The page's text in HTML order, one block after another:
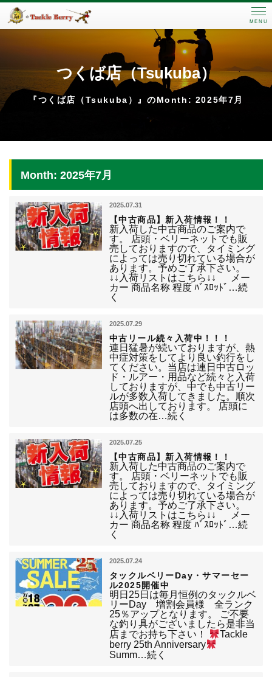
MENU
つくば店（Tsukuba）
『つくば店（Tsukuba）』のMonth: 2025年7月
Month: 2025年7月
2025.07.31
【中古商品】新入荷情報！！
新入荷した中古商品のご案内で
す。 店頭・ベリーネットでも販
売しておりますので、タイミング
によっては売り切れている場合が
あります。予めご了承下さい。
↓↓入荷リストはこちら↓↓ メー
カー 商品名称 程度 ﾊﾞｽﾛｯﾄﾞ…続
く
2025.07.29
中古リール続々入荷中！！！
連日猛暑が続いておりますが、熱
中症対策をしてより良い釣行をし
てください。当店は連日中古ロッ
ド・ルアー・用品など続々と入荷
しておりますが、中でも中古リー
ルが多数入荷してきました。順次
店頭へ出しております。 店頭に
は多数の在…続く
2025.07.25
【中古商品】新入荷情報！！
新入荷した中古商品のご案内で
す。 店頭・ベリーネットでも販
売しておりますので、タイミング
によっては売り切れている場合が
あります。予めご了承下さい。
↓↓入荷リストはこちら↓↓ メー
カー 商品名称 程度 ﾊﾞｽﾛｯﾄﾞ…続
く
2025.07.24
タックルベリーDay・サマーセー
ル2025開催中
明日25日は毎月恒例のタックルベ
リーDay 増割会員様 全ランク
25％アップとなります。 ご不要
な釣り具がございましたら是非当
店までお持ち下さい！
Tackle
berry 25th Anniversary
Summ…続く